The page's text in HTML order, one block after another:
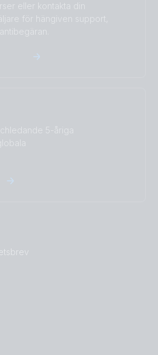
eller kontakta din
för hängiven support,
5-åriga